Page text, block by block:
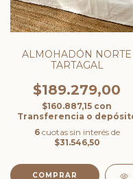
ALMOHADÓN NORTE
TARTAGAL
$189.279,00
$160.887,15 con
Transferencia o
6 cuotas sin interés de
$31.546,50